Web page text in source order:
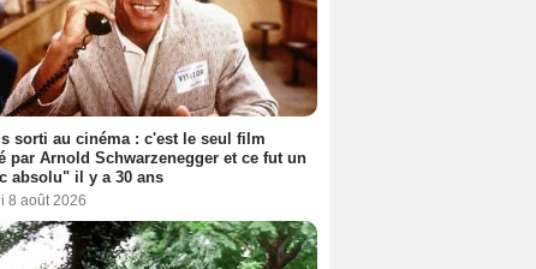
sorti au cinéma : c'est le seul film
par Arnold Schwarzenegger et ce fut un
absolu" il y a 30 ans
8 août 2026